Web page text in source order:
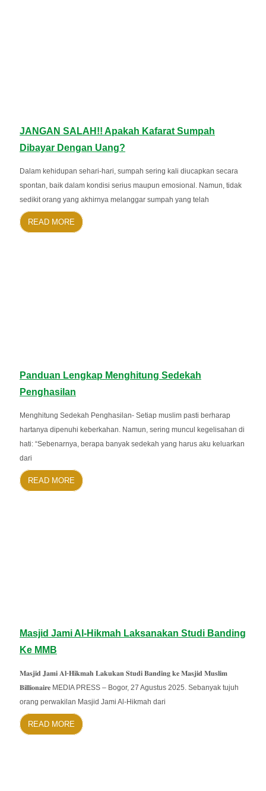
JANGAN SALAH!! Apakah Kafarat Sumpah
Dibayar Dengan Uang?
Dalam kehidupan sehari-hari, sumpah sering kali diucapkan secara
spontan, baik dalam kondisi serius maupun emosional. Namun, tidak
sedikit orang yang akhirnya melanggar sumpah yang telah
READ MORE
Panduan Lengkap Menghitung Sedekah
Penghasilan
Menghitung Sedekah Penghasilan- Setiap muslim pasti berharap
hartanya dipenuhi keberkahan. Namun, sering muncul kegelisahan di
hati: “Sebenarnya, berapa banyak sedekah yang harus aku keluarkan
dari
READ MORE
Masjid Jami Al-Hikmah Laksanakan Studi Banding
Ke MMB
𝐌𝐚𝐬𝐣𝐢𝐝 𝐉𝐚𝐦𝐢 𝐀𝐥-𝐇𝐢𝐤𝐦𝐚𝐡 𝐋𝐚𝐤𝐮𝐤𝐚𝐧 𝐒𝐭𝐮𝐝𝐢 𝐁𝐚𝐧𝐝𝐢𝐧𝐠 𝐤𝐞 𝐌𝐚𝐬𝐣𝐢𝐝 𝐌𝐮𝐬𝐥𝐢𝐦
𝐁𝐢𝐥𝐥𝐢𝐨𝐧𝐚𝐢𝐫𝐞 MEDIA PRESS – Bogor, 27 Agustus 2025. Sebanyak tujuh
orang perwakilan Masjid Jami Al-Hikmah dari
READ MORE